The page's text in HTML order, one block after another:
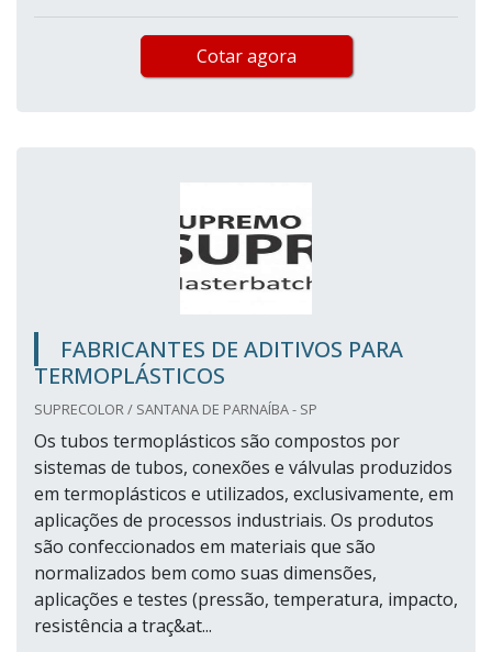
Cotar agora
FABRICANTES DE ADITIVOS PARA
TERMOPLÁSTICOS
SUPRECOLOR / SANTANA DE PARNAÍBA - SP
Os tubos termoplásticos são compostos por
sistemas de tubos, conexões e válvulas produzidos
em termoplásticos e utilizados, exclusivamente, em
aplicações de processos industriais. Os produtos
são confeccionados em materiais que são
normalizados bem como suas dimensões,
aplicações e testes (pressão, temperatura, impacto,
resistência a traç&at...